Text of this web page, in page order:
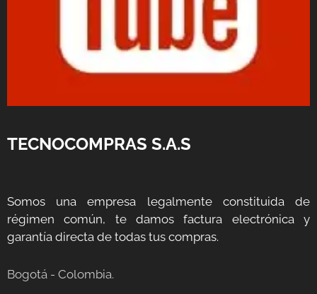
TECNOCOMPRAS S.A.S
Somos una empresa legalmente constituida de
régimen común, te damos factura electrónica y
garantía directa de todas tus compras.
Bogotá - Colombia.